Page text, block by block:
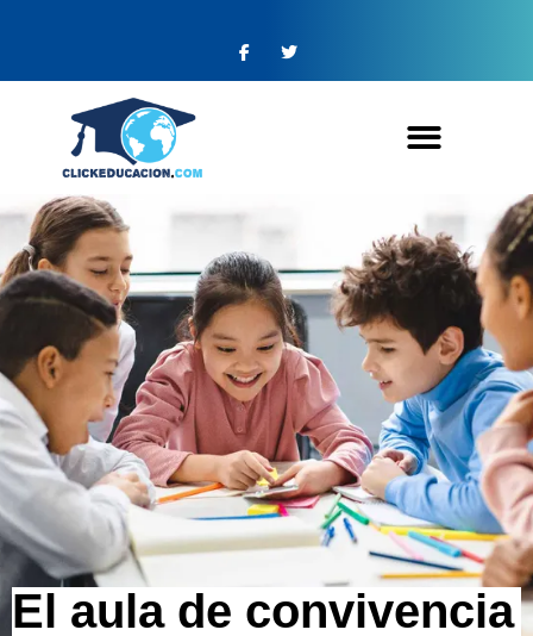
El aula de convivencia